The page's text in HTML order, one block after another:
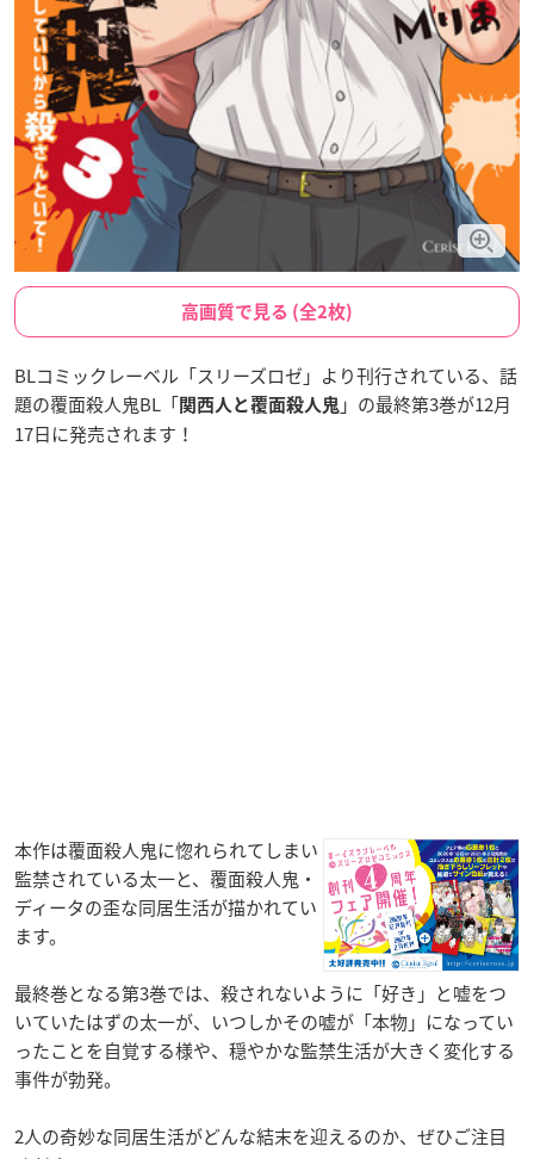
高画質で見る (全2枚)
BLコミックレーベル「スリーズロゼ」より刊行されている、話
題の覆面殺人鬼BL「 関西人と覆面殺人鬼 」の最終第3巻が12月
17日に発売されます！
本作は覆面殺人鬼に惚れられてしまい
監禁されている太一と、覆面殺人鬼・
ディータの歪な同居生活が描かれてい
ます。
最終巻となる第3巻では、殺されないように「好き」と嘘をつ
いていたはずの太一が、いつしかその嘘が「本物」になってい
ったことを自覚する様や、穏やかな監禁生活が大きく変化する
事件が勃発。
2人の奇妙な同居生活がどんな結末を迎えるのか、ぜひご注目